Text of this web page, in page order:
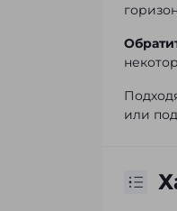
или